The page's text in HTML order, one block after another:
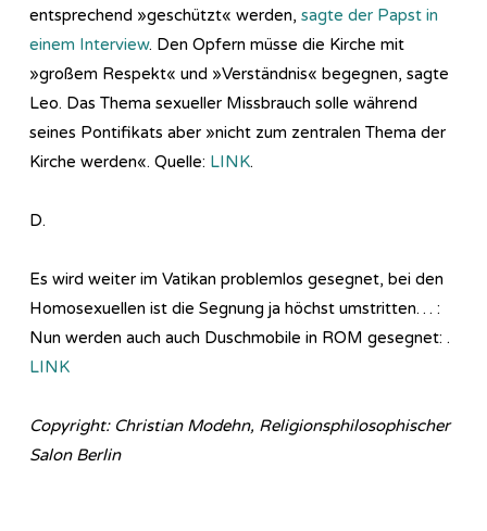
entsprechend »geschützt« werden, sagte der Papst in
einem Interview. Den Opfern müsse die Kirche mit
»großem Respekt« und »Verständnis« begegnen, sagte
Leo. Das Thema sexueller Missbrauch solle während
seines Pontifikats aber »nicht zum zentralen Thema der
Kirche werden«. Quelle: LINK.
D.
Es wird weiter im Vatikan problemlos gesegnet, bei den
Homosexuellen ist die Segnung ja höchst umstritten… :
Nun werden auch auch Duschmobile in ROM gesegnet: .
LINK
Copyright: Christian Modehn, Religionsphilosophischer
Salon Berlin